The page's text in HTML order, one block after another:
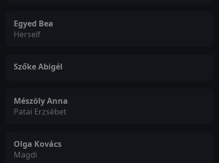
Egyed Bea
Herself
Szőke Abigél
Mészöly Anna
Patai Erzsébet
Olga Kovács
Magdi